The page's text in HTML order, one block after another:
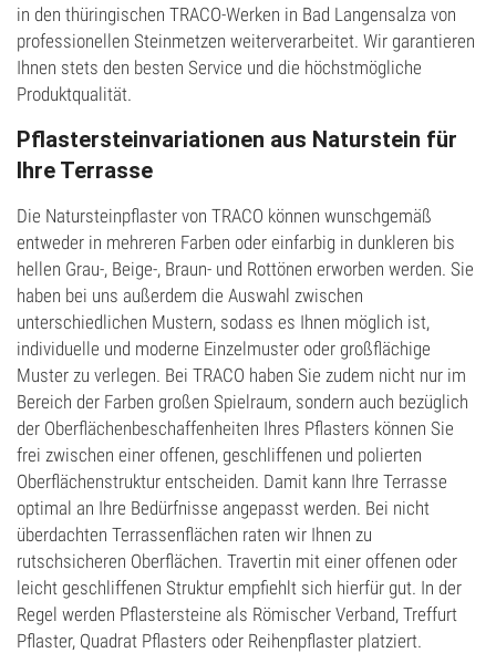
in den thüringischen TRACO-Werken in Bad Langensalza von
professionellen Steinmetzen weiterverarbeitet. Wir garantieren
Ihnen stets den besten Service und die höchstmögliche
Produktqualität.
Pflastersteinvariationen aus Naturstein für
Ihre Terrasse
Die Natursteinpflaster von TRACO können wunschgemäß
entweder in mehreren Farben oder einfarbig in dunkleren bis
hellen Grau-, Beige-, Braun- und Rottönen erworben werden. Sie
haben bei uns außerdem die Auswahl zwischen
unterschiedlichen Mustern, sodass es Ihnen möglich ist,
individuelle und moderne Einzelmuster oder großflächige
Muster zu verlegen. Bei TRACO haben Sie zudem nicht nur im
Bereich der Farben großen Spielraum, sondern auch bezüglich
der Oberflächenbeschaffenheiten Ihres Pflasters können Sie
frei zwischen einer offenen, geschliffenen und polierten
Oberflächenstruktur entscheiden. Damit kann Ihre Terrasse
optimal an Ihre Bedürfnisse angepasst werden. Bei nicht
überdachten Terrassenflächen raten wir Ihnen zu
rutschsicheren Oberflächen. Travertin mit einer offenen oder
leicht geschliffenen Struktur empfiehlt sich hierfür gut. In der
Regel werden Pflastersteine als Römischer Verband, Treffurt
Pflaster, Quadrat Pflasters oder Reihenpflaster platziert.